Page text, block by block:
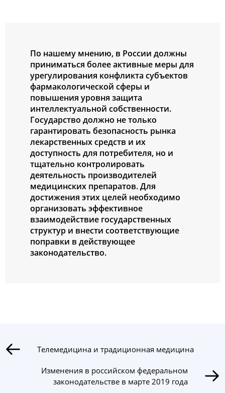
По нашему мнению, в России должны
приниматься более активные меры для
урегулирования конфликта субъектов
фармакологической сферы и
повышения уровня защита
интеллектуальной собственности.
Государство должно не только
гарантировать безопасность рынка
лекарственных средств и их
доступность для потребителя, но и
тщательно контролировать
деятельность производителей
медицинских препаратов. Для
достижения этих целей необходимо
организовать эффективное
взаимодействие государственных
структур и внести соответствующие
поправки в действующее
законодательство.
Телемедицина и традиционная медицина
Изменения в российском федеральном
законодательстве в марте 2019 года